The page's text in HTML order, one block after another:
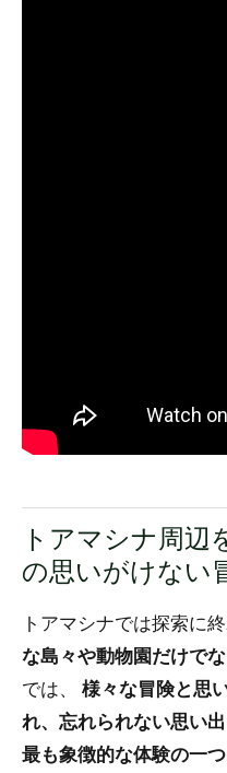
トアマシナ周辺
の思いがけない
トアマシナでは探索に
な島々や動物園だけでな
では、 様々な冒険と思
れ、忘れられない思い
最も象徴的な体験の一